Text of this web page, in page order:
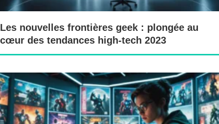
Les nouvelles frontières geek : plongée au
cœur des tendances high-tech 2023